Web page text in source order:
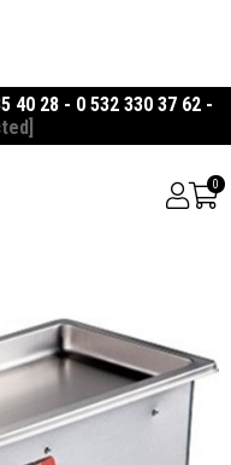
40 28 - 0 532 330 37 62 -
0